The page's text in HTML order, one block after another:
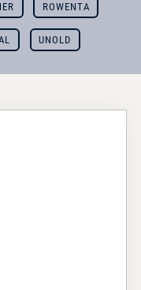
ROWENTA
UNOLD